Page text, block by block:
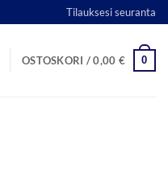
Tilauksesi seuranta
OSTOSKORI /0,00 € 0